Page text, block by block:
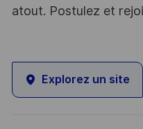
atout. Postulez et
Explorez un site